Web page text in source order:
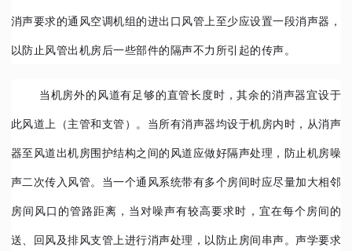
消声要求的通风空调机组的进出口风管上至少应设置一段消声器，
以防止风管出机房后一些部件的隔声不力所引起的传声。
当机房外的风道有足够的直管长度时，其余的消声器宜设于
此风道上（主管和支管）。当所有消声器均设于机房内时，从消声
器至风道出机房围护结构之间的风道应做好隔声处理，防止机房噪
声二次传入风管。当一个通风系统带有多个房间时应尽量加大相邻
房间风口的管路距离，当对噪声有较高要求时，宜在每个房间的
送、回风及排风支管上进行消声处理，以防止房间串声。声学要求